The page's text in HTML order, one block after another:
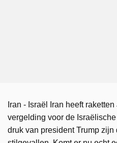
Iran - Israël Iran heeft
vergelding voor de
druk van president Trump